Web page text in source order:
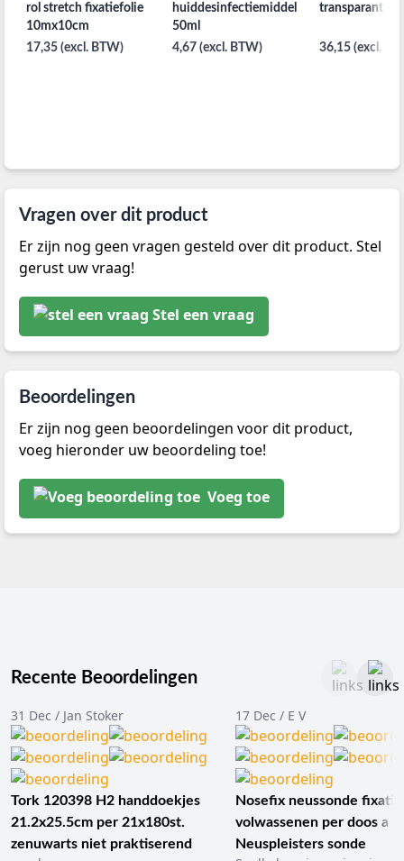
rol stretch fixatiefolie
10mx10cm
17,35 (excl. BTW)
huiddesinfectiemiddel
50ml
4,67 (excl. BTW)
transparant
36,15 (excl.
Vragen over dit product
Er zijn nog geen vragen gesteld over dit product. Stel
gerust uw vraag!
Stel een vraag
Beoordelingen
Er zijn nog geen beoordelingen voor dit product,
voeg hieronder uw beoordeling toe!
Voeg toe
Recente Beoordelingen
31 Dec / Jan Stoker
Tork 120398 H2 handdoekjes
21.2x25.5cm per 21x180st.
zenuwarts niet praktiserend
17 Dec / E V
Nosefix neussonde
volwassenen per doos a
Neuspleisters sonde